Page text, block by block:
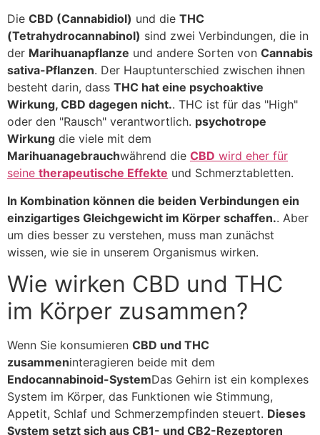
Die CBD (Cannabidiol) und die THC
(Tetrahydrocannabinol) sind zwei Verbindungen, die in
der Marihuanapflanze und andere Sorten von Cannabis
sativa-Pflanzen. Der Hauptunterschied zwischen ihnen
besteht darin, dass THC hat eine psychoaktive
Wirkung, CBD dagegen nicht.. THC ist für das "High"
oder den "Rausch" verantwortlich. psychotrope
Wirkung die viele mit dem
Marihuanagebrauchwährend die CBD wird eher für
seine therapeutische Effekte und Schmerztabletten.
In Kombination können die beiden Verbindungen ein
einzigartiges Gleichgewicht im Körper schaffen.. Aber
um dies besser zu verstehen, muss man zunächst
wissen, wie sie in unserem Organismus wirken.
Wie wirken CBD und THC
im Körper zusammen?
Wenn Sie konsumieren CBD und THC
zusammeninteragieren beide mit dem
Endocannabinoid-SystemDas Gehirn ist ein komplexes
System im Körper, das Funktionen wie Stimmung,
Appetit, Schlaf und Schmerzempfinden steuert. Dieses
System setzt sich aus CB1- und CB2-Rezeptoren